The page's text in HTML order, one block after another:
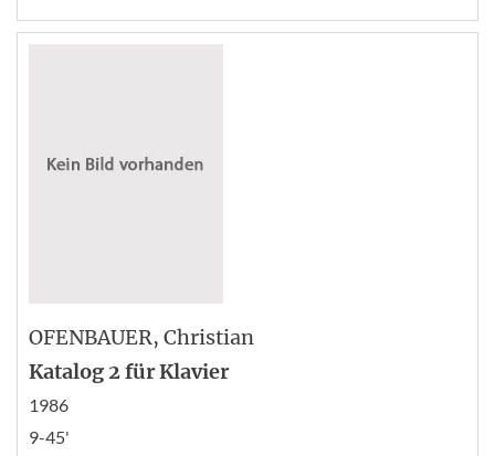
OFENBAUER, Christian
Katalog 2 für Klavier
1986
9-45'